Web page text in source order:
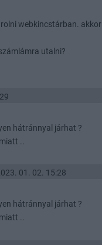
webkincstárban.
utalni?
hátránnyal járhat ?
..
01. 02. 15:28
hátránnyal járhat ?
..